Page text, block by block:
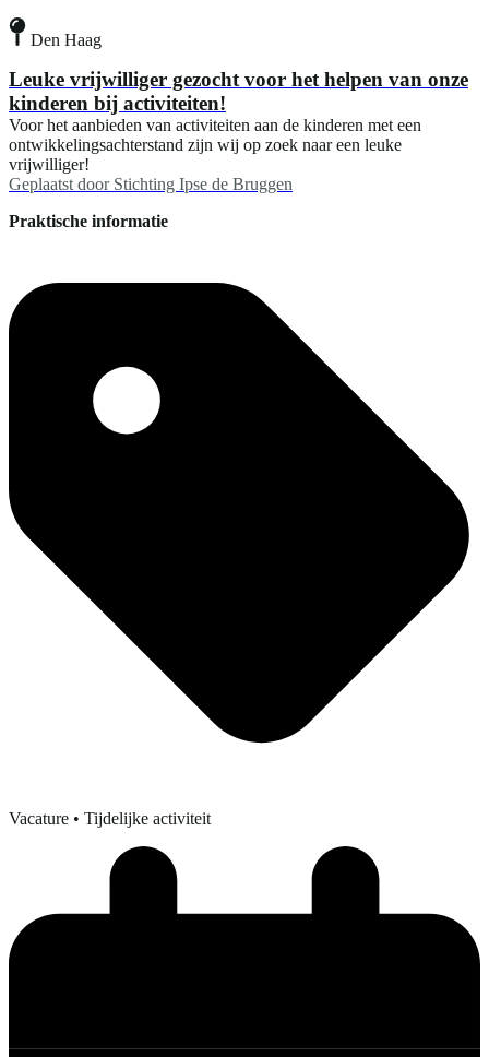
Den Haag
Leuke vrijwilliger gezocht voor het helpen van onze
kinderen bij activiteiten!
Voor het aanbieden van activiteiten aan de kinderen met een
ontwikkelingsachterstand zijn wij op zoek naar een leuke
vrijwilliger!
Geplaatst door Stichting Ipse de Bruggen
Praktische informatie
Vacature • Tijdelijke activiteit